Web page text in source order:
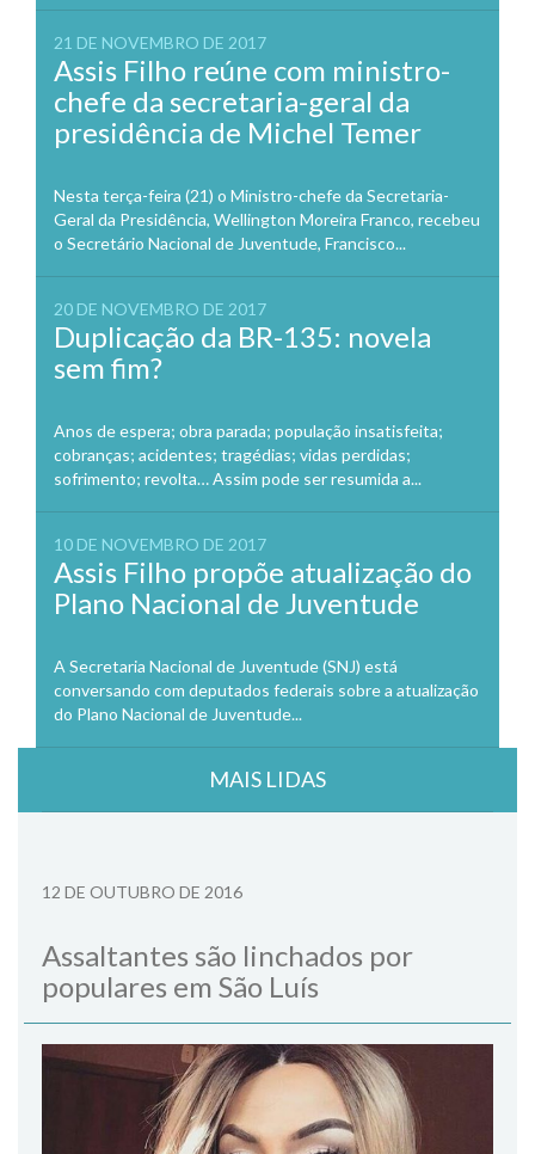
21 DE NOVEMBRO DE 2017
Assis Filho reúne com ministro-
chefe da secretaria-geral da
presidência de Michel Temer
Nesta terça-feira (21) o Ministro-chefe da Secretaria-
Geral da Presidência, Wellington Moreira Franco, recebeu
o Secretário Nacional de Juventude, Francisco...
20 DE NOVEMBRO DE 2017
Duplicação da BR-135: novela
sem fim?
Anos de espera; obra parada; população insatisfeita;
cobranças; acidentes; tragédias; vidas perdidas;
sofrimento; revolta… Assim pode ser resumida a...
10 DE NOVEMBRO DE 2017
Assis Filho propõe atualização do
Plano Nacional de Juventude
A Secretaria Nacional de Juventude (SNJ) está
conversando com deputados federais sobre a atualização
do Plano Nacional de Juventude...
MAIS LIDAS
12 DE OUTUBRO DE 2016
Assaltantes são linchados por
populares em São Luís